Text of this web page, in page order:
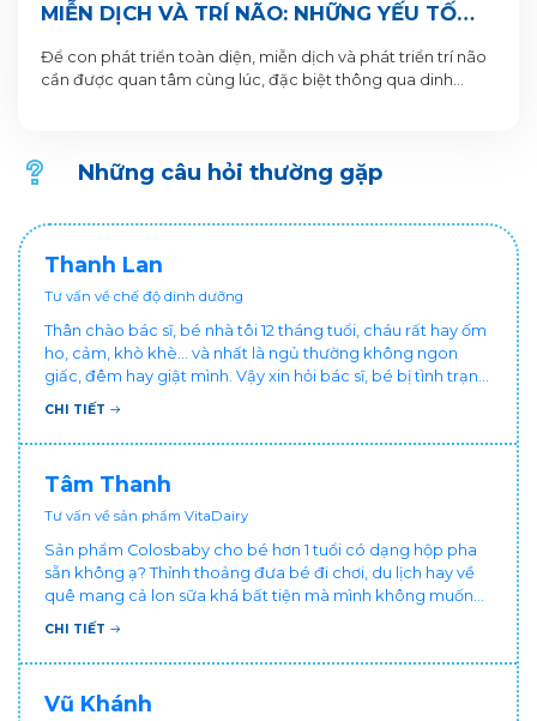
MIỄN DỊCH VÀ TRÍ NÃO: NHỮNG YẾU TỐ
THEN CHỐT GIÚP TRẺ PHÁT TRIỂN TOÀN
DIỆN
Để con phát triển toàn diện, miễn dịch và phát triển trí não
cần được quan tâm cùng lúc, đặc biệt thông qua dinh
Những câu hỏi thường gặp
Thanh Lan
Tư vấn về chế độ dinh dưỡng
Thân chào bác sĩ, bé nhà tôi 12 tháng tuổi, cháu rất hay ốm
ho, cảm, khò khè... và nhất là ngủ thường không ngon
giấc, đêm hay giật mình. Vậy xin hỏi bác sĩ, bé bị tình trạng
vậy nên làm sao để con khỏe mạnh và ngủ ngon giấc hơn
chăm cháu hay ốm ạ?. Cảm ơn bác sĩ.
CHI TIẾT
Tâm Thanh
Tư vấn về sản phẩm VitaDairy
Sản phẩm Colosbaby cho bé hơn 1 tuổi có dạng hộp pha
sẵn không ạ? Thỉnh thoảng đưa bé đi chơi, du lịch hay về
quê mang cả lon sữa khá bất tiện mà mình không muốn
đổi cho bé dùng sữa tươi hộp khác sợ bé nạ sữa ảnh
CHI TIẾT
Vũ Khánh